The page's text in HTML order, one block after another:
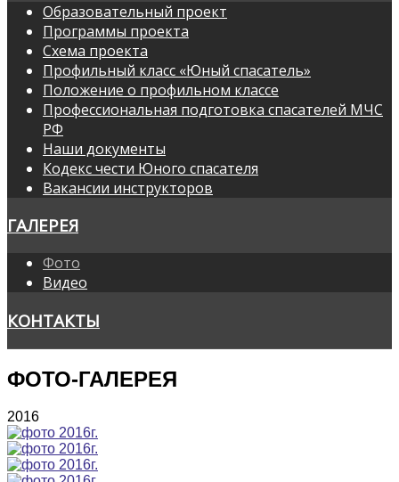
Образовательный проект
Программы проекта
Схема проекта
Профильный класс «Юный спасатель»
Положение о профильном классе
Профессиональная подготовка спасателей МЧС
РФ
Наши документы
Кодекс чести Юного спасателя
Вакансии инструкторов
ГАЛЕРЕЯ
Фото
Видео
КОНТАКТЫ
ФОТО-ГАЛЕРЕЯ
2016